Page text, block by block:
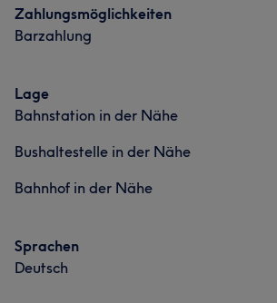
Was unsere Kunden über Oksana sagen
Talentiert
Zahlungsmöglichkeiten
Barzahlung
Lage
Bahnstation in der Nähe
Bushaltestelle in der Nähe
Bahnhof in der Nähe
Sprachen
Deutsch